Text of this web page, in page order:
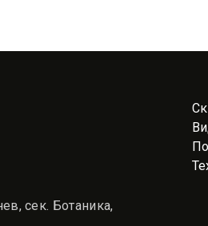
сек. Ботаника,